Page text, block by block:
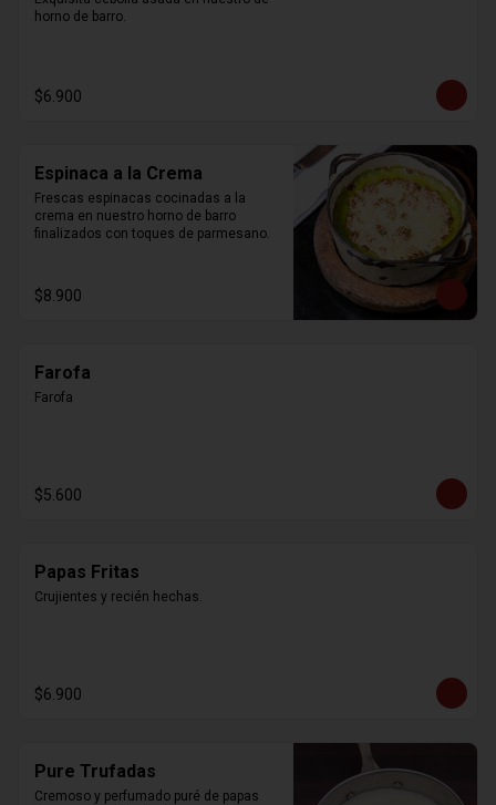
horno de barro.
$6.900
Espinaca a la Crema
Frescas espinacas cocinadas a la
crema en nuestro horno de barro
finalizados con toques de parmesano.
$8.900
Farofa
Farofa
$5.600
Papas Fritas
Crujientes y recién hechas.
$6.900
Pure Trufadas
Cremoso y perfumado puré de papas